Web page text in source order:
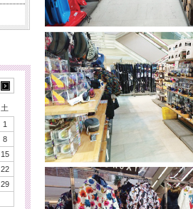
土
1
8
15
22
29